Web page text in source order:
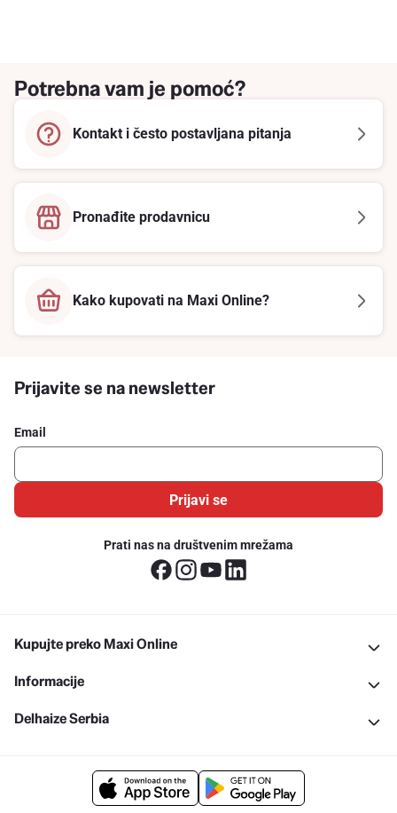
Potrebna vam je pomoć?
Kontakt i često postavljana pitanja
Pronađite prodavnicu
Kako kupovati na Maxi Online?
Prijavite se na newsletter
Email
Prijavi se
Prati nas na društvenim mrežama
Kupujte preko Maxi Online
Informacije
Delhaize Serbia